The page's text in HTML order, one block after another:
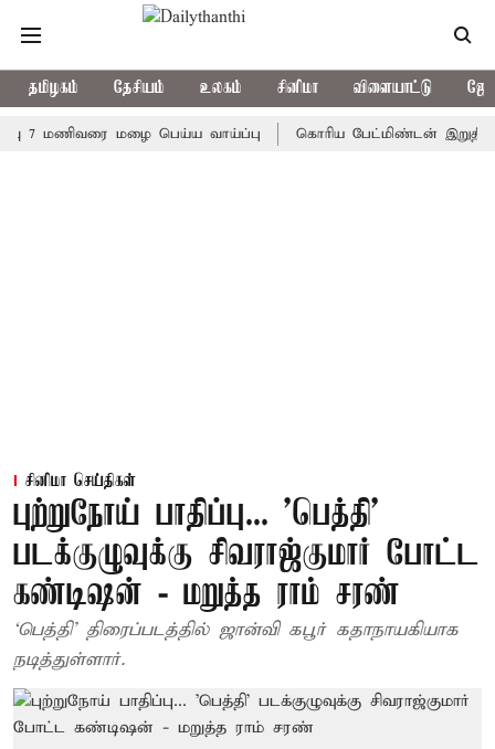
தமிழகம் தேசியம் உலகம் சினிமா விளையாட்டு
மழை பெய்ய வாய்ப்பு கொரிய பேட்மிண்டன் இறுதி
சினிமா செய்திகள்
புற்றுநோய் பாதிப்பு... 'பெத்தி'
படக்குழுவுக்கு சிவராஜ்குமார் போட்ட
கண்டிஷன் - மறுத்த ராம் சரண்
‘பெத்தி’ திரைப்படத்தில் ஜான்வி கபூர் கதாநாயகியாக
நடித்துள்ளார்.